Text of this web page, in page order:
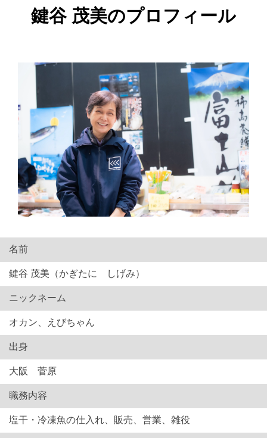
鍵谷 茂美のプロフィール
名前
鍵谷 茂美（かぎたに しげみ）
ニックネーム
オカン、えびちゃん
出身
大阪 菅原
職務内容
塩干・冷凍魚の仕入れ、販売、営業、雑役